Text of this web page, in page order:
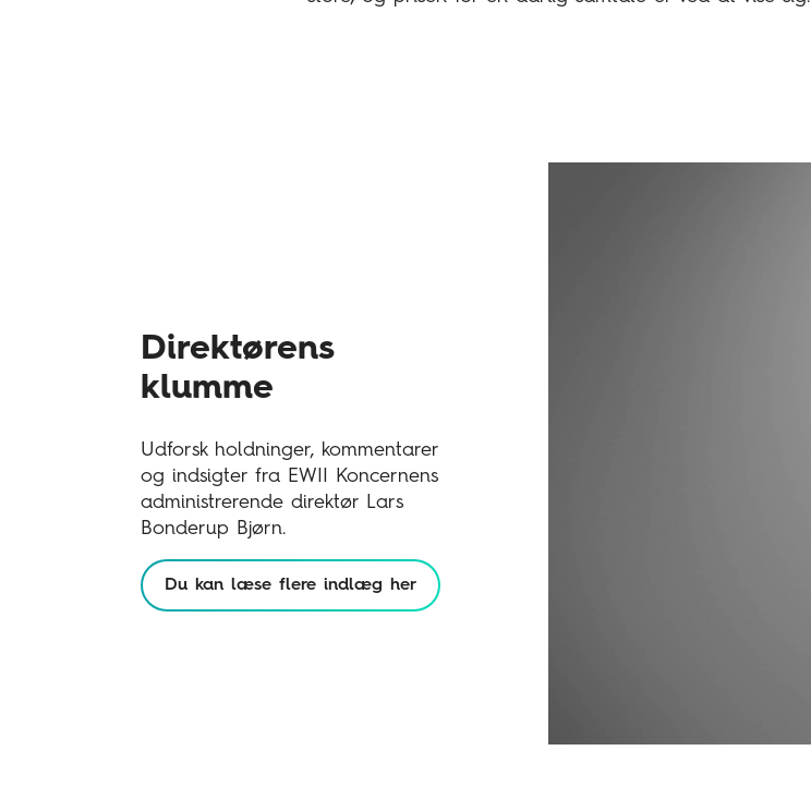
Direktørens
klumme
Udforsk holdninger, kommentarer
og indsigter fra EWII Koncernens
administrerende direktør Lars
Bonderup Bjørn.
Du kan læse flere indlæg her